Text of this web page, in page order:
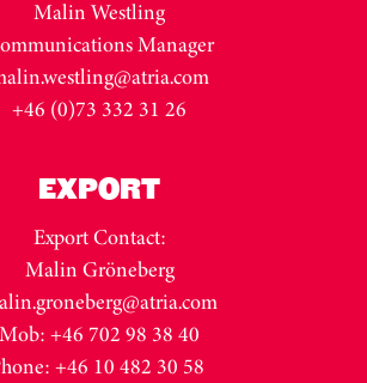
Malin Westling
Manager
+46 (0)73 332 31 26
EXPORT
Export Contact:
Malin Gröneberg
Mob: +46 702 98 38 40
+46 10 482 30 58